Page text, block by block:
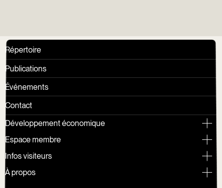
Répertoire
Publications
Événements
Contact
Développement économique
Espace membre
Infos visiteurs
À propos